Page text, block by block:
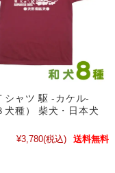
シャツ 駆 -カケル-
犬種） 柴犬・日本犬
¥3,780(税込) 送料無料